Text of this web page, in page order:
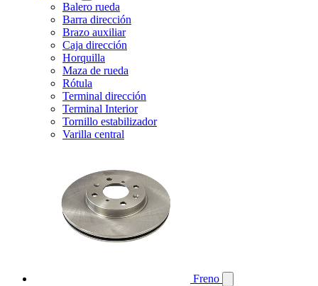
Balero rueda
Barra dirección
Brazo auxiliar
Caja dirección
Horquilla
Maza de rueda
Rótula
Terminal dirección
Terminal Interior
Tornillo estabilizador
Varilla central
Freno